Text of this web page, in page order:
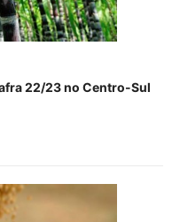
22/23 no Centro-Sul